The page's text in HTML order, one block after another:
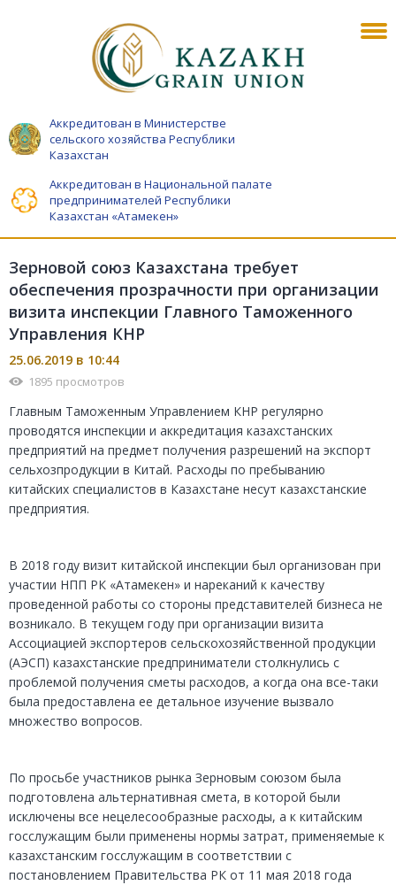
Аккредитован в Министерстве
сельского хозяйства Республики
Казахстан
Аккредитован в Национальной палате
предпринимателей Республики
Казахстан «Атамекен»
Зерновой союз Казахстана требует
обеспечения прозрачности при организации
визита инспекции Главного Таможенного
Управления КНР
25.06.2019 в 10:44
1895 просмотров
Главным Таможенным Управлением КНР регулярно
проводятся инспекции и аккредитация казахстанских
предприятий на предмет получения разрешений на экспорт
сельхозпродукции в Китай. Расходы по пребыванию
китайских специалистов в Казахстане несут казахстанские
предприятия.
В 2018 году визит китайской инспекции был организован при
участии НПП РК «Атамекен» и нареканий к качеству
проведенной работы со стороны представителей бизнеса не
возникало. В текущем году при организации визита
Ассоциацией экспортеров сельскохозяйственной продукции
(АЭСП) казахстанские предприниматели столкнулись с
проблемой получения сметы расходов, а когда она все-таки
была предоставлена ее детальное изучение вызвало
множество вопросов.
По просьбе участников рынка Зерновым союзом была
подготовлена альтернативная смета, в которой были
исключены все нецелесообразные расходы, а к китайским
госслужащим были применены нормы затрат, применяемые к
казахстанским госслужащим в соответствии с
постановлением Правительства РК от 11 мая 2018 года